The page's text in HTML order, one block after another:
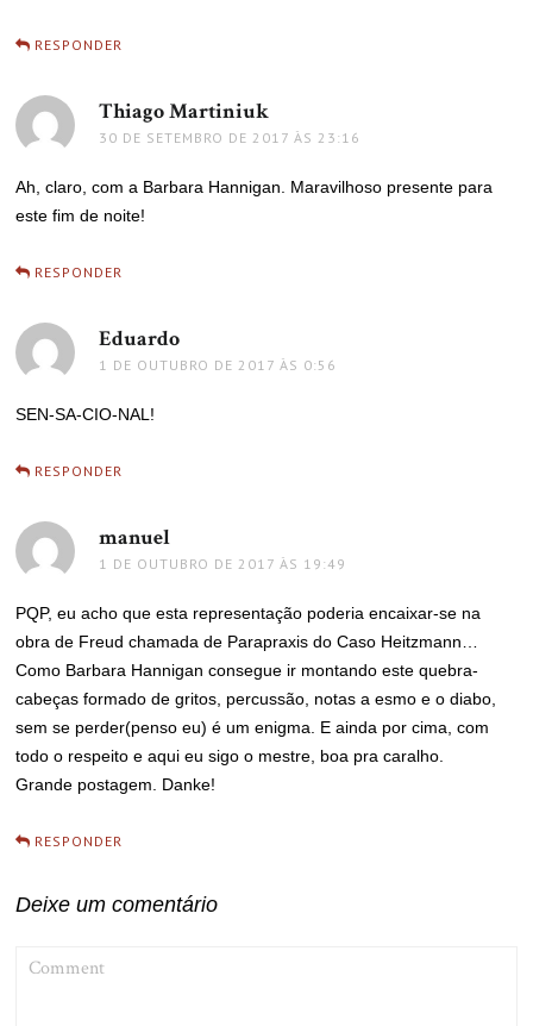
RESPONDER
Thiago Martiniuk
30 DE SETEMBRO DE 2017 ÀS 23:16
Ah, claro, com a Barbara Hannigan. Maravilhoso presente para
este fim de noite!
RESPONDER
Eduardo
1 DE OUTUBRO DE 2017 ÀS 0:56
SEN-SA-CIO-NAL!
RESPONDER
manuel
1 DE OUTUBRO DE 2017 ÀS 19:49
PQP, eu acho que esta representação poderia encaixar-se na
obra de Freud chamada de Parapraxis do Caso Heitzmann…
Como Barbara Hannigan consegue ir montando este quebra-
cabeças formado de gritos, percussão, notas a esmo e o diabo,
sem se perder(penso eu) é um enigma. E ainda por cima, com
todo o respeito e aqui eu sigo o mestre, boa pra caralho.
Grande postagem. Danke!
RESPONDER
Deixe um comentário